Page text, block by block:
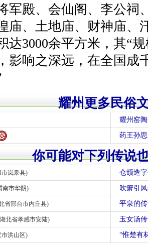
军殿、会仙阁、李公祠
庙、土地庙、财神庙、
达3000余平方米，其“
影响之深远，在全国成
耀州更多民俗
耀州窑
药王孙
你可能对下列传说
岚皋县) 仓颉造
南市华阴) 吹箫引
省邢台市内丘县) 平泉的
北省孝感市安陆) 玉女汤
洪山区) “惟楚有